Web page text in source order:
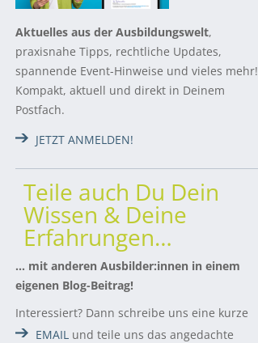
Aktuelles aus der Ausbildungswelt,
praxisnahe Tipps, rechtliche Updates,
spannende Event-Hinweise und vieles mehr!
Kompakt, aktuell und direkt in Deinem
Postfach.
JETZT ANMELDEN!
Teile auch Du Dein
Wissen & Deine
Erfahrungen…
… mit anderen Ausbilder:innen in einem
eigenen Blog-Beitrag!
Interessiert? Dann schreibe uns eine kurze
EMAIL und teile uns das angedachte